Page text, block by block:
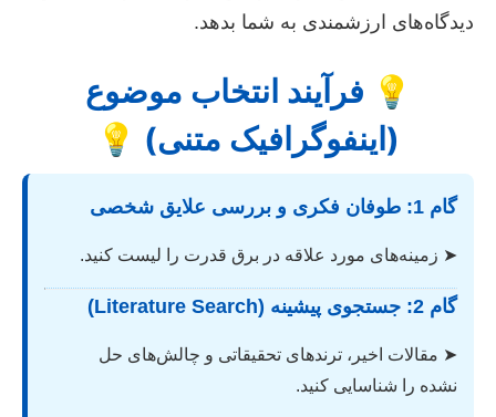
دیدگاه‌های ارزشمندی به شما بدهد.
💡 فرآیند انتخاب موضوع
(اینفوگرافیک متنی) 💡
گام 1: طوفان فکری و بررسی علایق شخصی
➤ زمینه‌های مورد علاقه در برق قدرت را لیست کنید.
گام 2: جستجوی پیشینه (Literature Search)
➤ مقالات اخیر، ترندهای تحقیقاتی و چالش‌های حل
نشده را شناسایی کنید.